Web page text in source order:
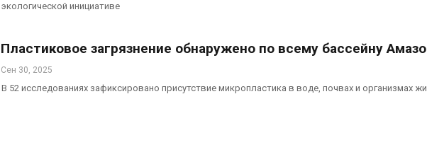
экологической инициативе
Пластиковое загрязнение обнаружено по всему бассейну
Сен 30, 2025
В 52 исследованиях зафиксировано присутствие микропластика в воде, почвах и организмах